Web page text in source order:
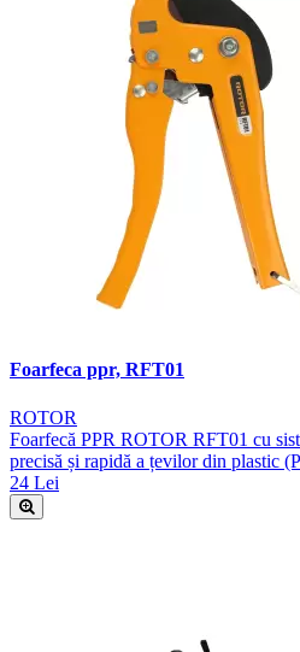
Foarfeca ppr, RFT01
ROTOR
Foarfecă PPR ROTOR RFT01 cu
precisă și rapidă a țevilor din plastic
24 Lei